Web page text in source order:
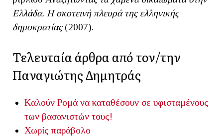
Ελλάδα. Η σκοτεινή πλευρά της ελληνικής
δημοκρατίας(2007).
Τελευταία άρθρα από τον/την
Παναγιώτης Δημητράς
Καλούν Ρομά να καταθέσουν σε υφισταμένους
των βασανιστών τους!
Χωρίς παράβολο